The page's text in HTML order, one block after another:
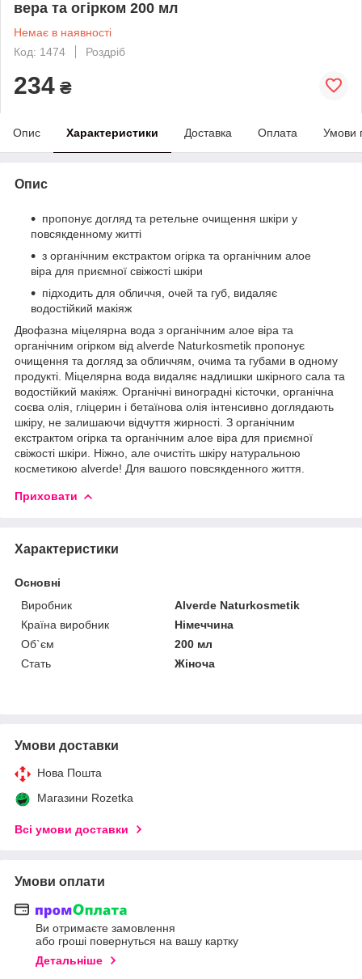
вера та огірком 200 мл
Немає в наявності
Код: 1474
Роздріб
234 ₴
Опис Характеристики Доставка Оплата Умови
Опис
пропонує догляд та ретельне очищення шкіри у
повсякденному житті
з органічним екстрактом огірка та органічним алое
віра для приємної свіжості шкіри
підходить для обличчя, очей та губ, видаляє
водостійкий макіяж
Двофазна міцелярна вода з органічним алое віра та
органічним огірком від alverde Naturkosmetik пропонує
очищення та догляд за обличчям, очима та губами в одному
продукті. Міцелярна вода видаляє надлишки шкірного сала та
водостійкий макіяж. Органічні виноградні кісточки, органічна
соєва олія, гліцерин і бетаїнова олія інтенсивно доглядають
шкіру, не залишаючи відчуття жирності. З органічним
екстрактом огірка та органічним алое віра для приємної
свіжості шкіри. Ніжно, але очистіть шкіру натуральною
косметикою alverde! Для вашого повсякденного життя.
Приховати
Характеристики
Основні
Виробник
Alverde Naturkosmetik
Країна виробник
Німеччина
Об`єм
200 мл
Стать
Жіноча
Умови доставки
Нова Пошта
Магазини Rozetka
Всі умови доставки
Умови оплати
Ви отримаєте замовлення
або гроші повернуться на вашу картку
Детальніше